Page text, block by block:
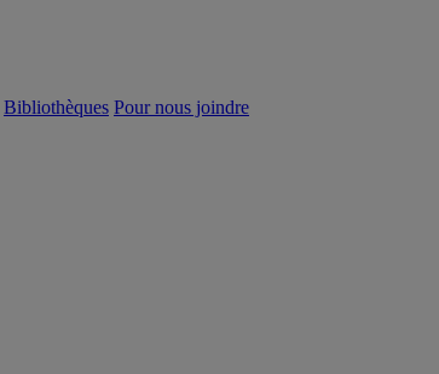
Bibliothèques Pour nous joindre